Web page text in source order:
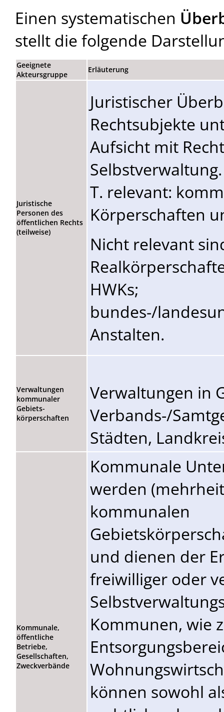
Einen systematischen
stellt die folgende
Geeignete
Akteursgruppe
Erläuterung
Juristische
Personen des
öffentlichen Rechts
(teilweise)
Juristischer
Rechtsubjekte
Aufsicht mit
T. relevant:
Körperschaften
Nicht relevant
HWKs;
bundes-/
Anstalten.
Verwaltungen
kommunaler
Gebiets-
körperschaften
Verwaltungen in
Verbands-/
Städten,
Kommunale,
öffentliche
Betriebe,
Gesellschaften,
Zweckverbände
Kommunale
werden
kommunalen
und dienen der
freiwilliger oder
Kommunen, wie
können sowohl